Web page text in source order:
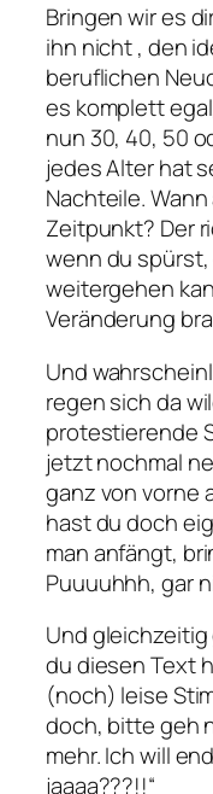
Bringen wir es
ihn nicht , den
beruflichen
es komplett
nun 30, 40, 50
jedes Alter hat
Nachteile.
Zeitpunkt? Der
wenn du
weitergehen
Veränderung
Und
regen sich da
protestierende
jetzt nochmal
ganz von vorne
hast du doch
man anfängt,
Puuuuhhh, gar
Und
du diesen Text
(noch) leise
doch, bitte geh
mehr. Ich will
jaaaa???!!“